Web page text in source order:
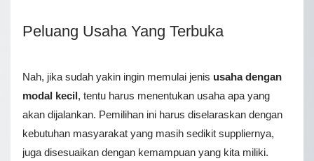
Peluang Usaha Yang Terbuka
Nah, jika sudah yakin ingin memulai jenis usaha dengan
modal kecil, tentu harus menentukan usaha apa yang
akan dijalankan. Pemilihan ini harus diselaraskan dengan
kebutuhan masyarakat yang masih sedikit suppliernya,
juga disesuaikan dengan kemampuan yang kita miliki.